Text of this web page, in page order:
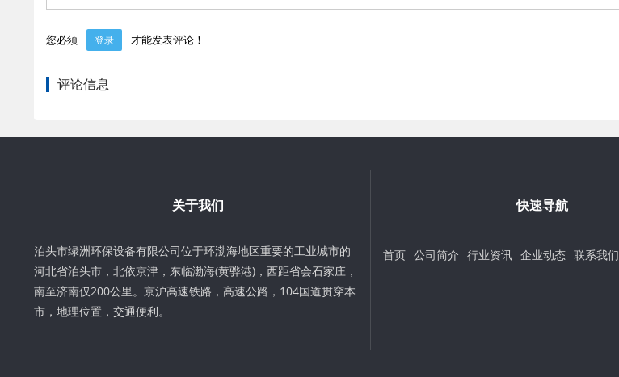
您必须 登录 才能发表评论！
评论信息
关于我们
泊头市绿洲环保设备有限公司位于环渤海地区重要的工业城市的
河北省泊头市，北依京津，东临渤海(黄骅港)，西距省会石家庄，
南至济南仅200公里。京沪高速铁路，高速公路，104国道贯穿本
市，地理位置，交通便利。
快速导航
首页 公司简介 行业资讯 企业动态 联系我们